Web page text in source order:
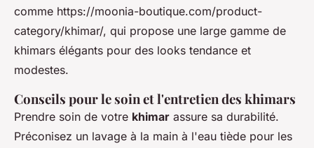
comme https://moonia-boutique.com/product-
category/khimar/, qui propose une large gamme de
khimars élégants pour des looks tendance et
modestes.
Conseils pour le soin et l'entretien des khimars
Prendre soin de votre khimar assure sa durabilité.
Préconisez un lavage à la main à l'eau tiède pour les